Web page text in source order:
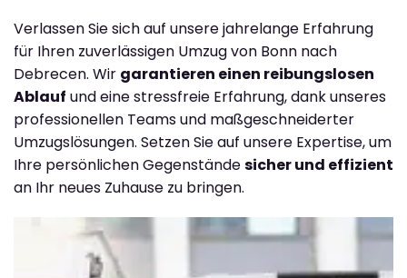
Verlassen Sie sich auf unsere jahrelange Erfahrung
für Ihren zuverlässigen Umzug von Bonn nach
Debrecen. Wir garantieren einen reibungslosen
Ablauf und eine stressfreie Erfahrung, dank unseres
professionellen Teams und maßgeschneiderter
Umzugslösungen. Setzen Sie auf unsere Expertise, um
Ihre persönlichen Gegenständesicher und effizient
an Ihr neues Zuhause zu bringen.